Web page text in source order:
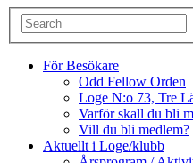
För Besökare
Odd Fellow Orden
Loge N:o 73, Tre
Varför skall du bli
Vill du bli medlem?
Aktuellt i Loge/klubb